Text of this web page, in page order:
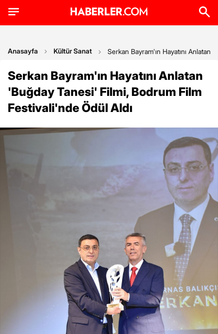
Anasayfa Kültür Sanat Serkan Bayram'ın Hayatını
Serkan Bayram'ın Hayatını Anlatan
'Buğday Tanesi' Filmi, Bodrum Film
Festivali'nde Ödül Aldı